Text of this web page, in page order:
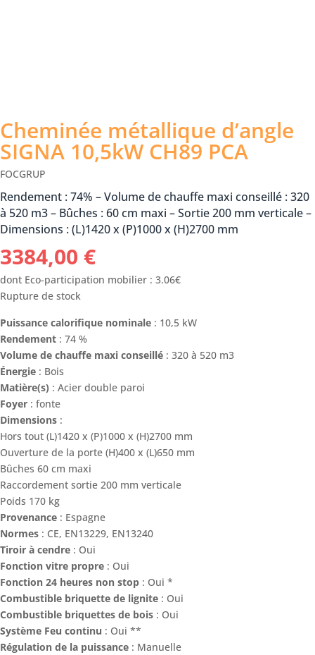
Cheminée métallique d’angle
SIGNA 10,5kW CH89 PCA
FOCGRUP
Rendement : 74% – Volume de chauffe maxi conseillé : 320
à 520 m3 – Bûches : 60 cm maxi – Sortie 200 mm verticale –
Dimensions : (L)1420 x (P)1000 x (H)2700 mm
3384,00 €
dont Eco-participation mobilier : 3.06€
Rupture de stock
Puissance calorifique nominale : 10,5 kW
Rendement : 74 %
Volume de chauffe maxi conseillé : 320 à 520 m3
Énergie : Bois
Matière(s) : Acier double paroi
Foyer : fonte
Dimensions :
Hors tout (L)1420 x (P)1000 x (H)2700 mm
Ouverture de la porte (H)400 x (L)650 mm
Bûches 60 cm maxi
Raccordement sortie 200 mm verticale
Poids 170 kg
Provenance : Espagne
Normes : CE, EN13229, EN13240
Tiroir à cendre : Oui
Fonction vitre propre : Oui
Fonction 24 heures non stop : Oui *
Combustible briquette de lignite : Oui
Combustible briquettes de bois : Oui
Système Feu continu : Oui **
Régulation de la puissance : Manuelle